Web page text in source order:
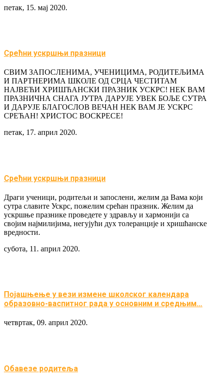
петак, 15. мај 2020.
Срећни ускршњи празници
СВИМ ЗАПОСЛЕНИМА, УЧЕНИЦИМА, РОДИТЕЉИМА
И ПАРТНЕРИМА ШКОЛЕ ОД СРЦА ЧЕСТИТАМ
НАЈВЕЋИ ХРИШЋАНСКИ ПРАЗНИК УСКРС! НЕК ВАМ
ПРАЗНИЧНА СНАГА ЈУТРА ДАРУЈЕ УВЕК БОЉЕ СУТРА
И ДАРУЈЕ БЛАГОСЛОВ ВЕЧАН НЕК ВАМ ЈЕ УСКРС
СРЕЋАН! ХРИСТОС ВОСКРЕСЕ!
петак, 17. април 2020.
Срећни ускршњи празници
Драги ученици, родитељи и запослени, желим да Вама који
сутра славите Ускрс, пожелим срећан празник. Желим да
ускршње празнике проведете у здрављу и хармонији са
својим најмилијима, негујући дух толеранције и хришћанске
вредности.
субота, 11. април 2020.
Појашњење у вези измене школског календара
образовно-васпитног рада у основним и средњим…
четвртак, 09. април 2020.
Обавезе родитеља